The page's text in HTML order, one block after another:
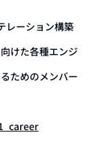
レーション構築
けた各種エンジ
ためのメンバー